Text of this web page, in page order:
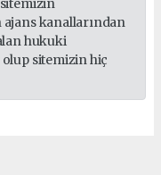
kanallarından
hukuki
sitemizin hiç